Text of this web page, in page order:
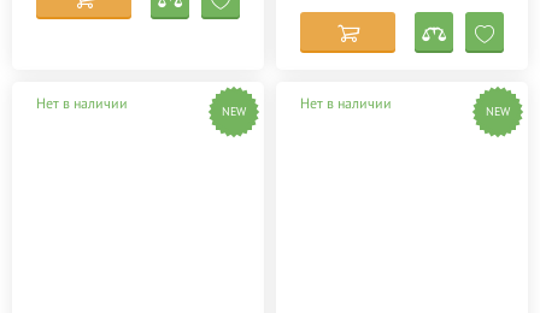
Нет в наличии NEW Нет в наличии NEW